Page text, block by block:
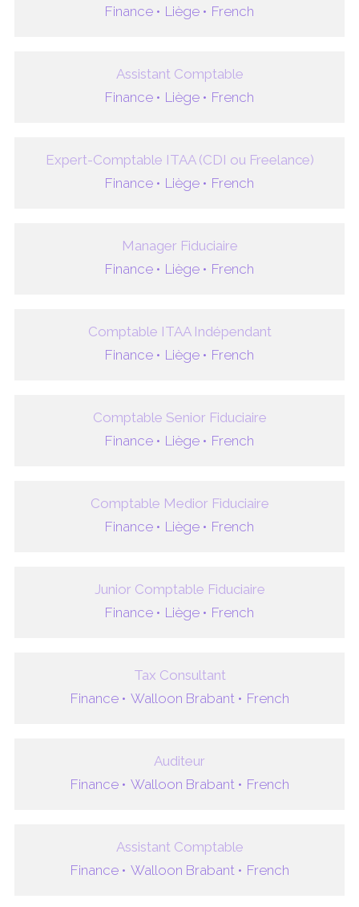
Finance • Liège • French
Assistant Comptable
Finance • Liège • French
Expert-Comptable ITAA (CDI ou Freelance)
Finance • Liège • French
Manager Fiduciaire
Finance • Liège • French
Comptable ITAA Indépendant
Finance • Liège • French
Comptable Senior Fiduciaire
Finance • Liège • French
Comptable Medior Fiduciaire
Finance • Liège • French
Junior Comptable Fiduciaire
Finance • Liège • French
Tax Consultant
Finance • Walloon Brabant • French
Auditeur
Finance • Walloon Brabant • French
Assistant Comptable
Finance • Walloon Brabant • French